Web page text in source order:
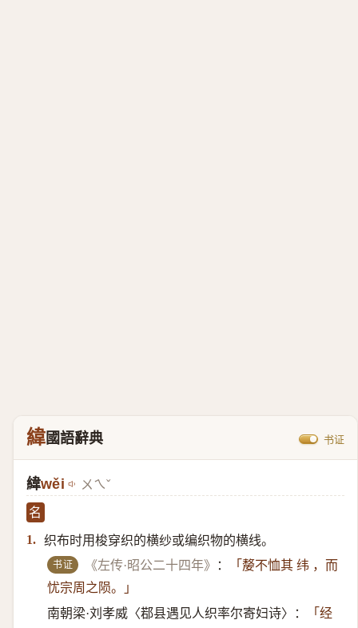
緯國語辭典 书证
緯wěi ㄨㄟˇ
名
1. 织布时用梭穿织的横纱或编织物的横线。
书证 《左传·昭公二十四年》 ：
「嫠不恤其 纬 ，而
忧宗周之陨。」
南朝梁·刘孝威〈鄀县遇见人织率尔寄妇诗〉：
「经